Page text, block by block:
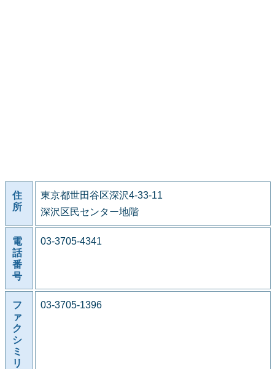
住
所
東京都世田谷区深沢4-33-11
深沢区民センター地階
電
話
番
号
03-3705-4341
フ
ァ
ク
シ
ミ
リ
03-3705-1396